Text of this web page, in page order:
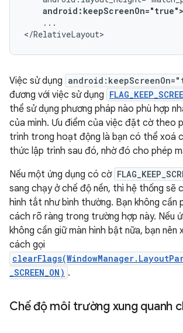
android:keepScreenOn="true">
...
</RelativeLayout>
Việc sử dụng
đương với việc sử dụng
thể sử dụng phương pháp nào phù hợp
của mình. Ưu điểm của việc đặt cờ theo
trình trong hoạt động là bạn có thể xoá
thức lập trình sau đó, nhờ đó cho phép
Nếu một ứng dụng có cờ
sang chạy ở chế độ nền, thì hệ thống sẽ
hình tắt như bình thường. Bạn không cần
cách rõ ràng trong trường hợp này. Nếu
không cần giữ màn hình bật nữa, bạn nên
cách gọi
_SCREEN_ON) .
Chế độ môi trường xung quanh